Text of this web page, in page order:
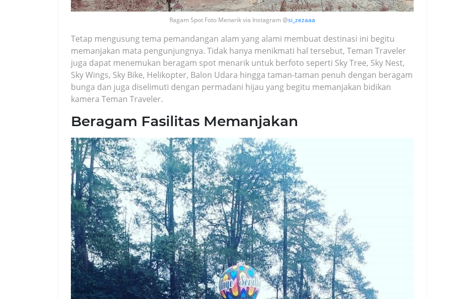
Ragam Spot Foto Menarik via Instagram @si_zezaaa
Tetap mengusung tema pemandangan alam yang alami membuat destinasi ini begitu
memanjakan mata pengunjungnya. Tidak hanya menikmati hal tersebut, Teman Traveler
juga dapat menemukan beragam spot menarik untuk berfoto seperti Sky Tree, Sky Nest,
Sky Wings, Sky Bike, Helikopter, Balon Udara hingga taman-taman penuh dengan beragam
bunga dan juga diselimuti dengan permadani hijau yang begitu memanjakan bidikan
kamera Teman Traveler.
Beragam Fasilitas Memanjakan